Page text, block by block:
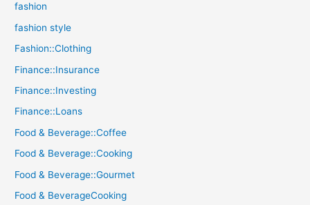
fashion
fashion style
Fashion::Clothing
Finance::Insurance
Finance::Investing
Finance::Loans
Food & Beverage::Coffee
Food & Beverage::Cooking
Food & Beverage::Gourmet
Food & BeverageCooking